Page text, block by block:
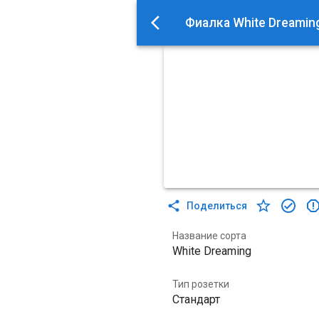
Фиалка White
Поделиться
Название сорта
White Dreaming
Тип розетки
Стандарт